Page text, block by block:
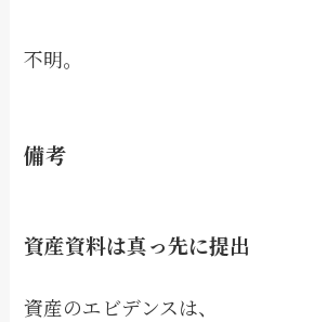
不明。
備考
資産資料は真っ先に提出
資産のエビデンスは、